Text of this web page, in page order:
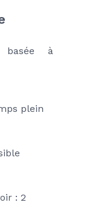
basée à
plein
: 2